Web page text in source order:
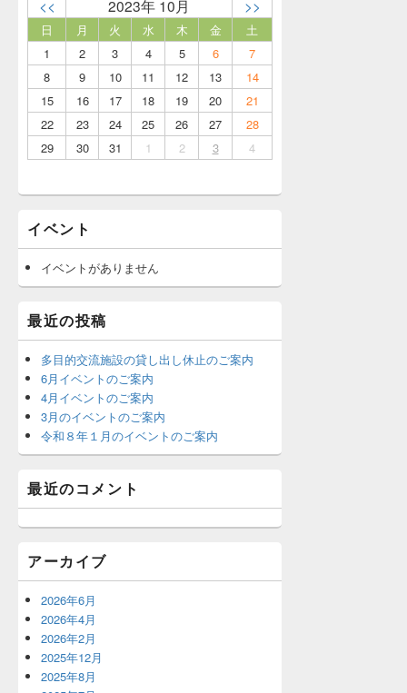
<< 2023年 10月 >>
日 月 火 水 木 金
土
1
2 3 4 5 6
7
8
9 10 11 12 13
14
15
16 17 18 19 20
21
22
23 24 25 26 27
28
29
30 31 1 2 3 4
イベント
イベントがありません
最近の投稿
多目的交流施設の貸し出し休止のご案内
6月イベントのご案内
4月イベントのご案内
3月のイベントのご案内
令和８年１月のイベントのご案内
最近のコメント
アーカイブ
2026年6月
2026年4月
2026年2月
2025年12月
2025年8月